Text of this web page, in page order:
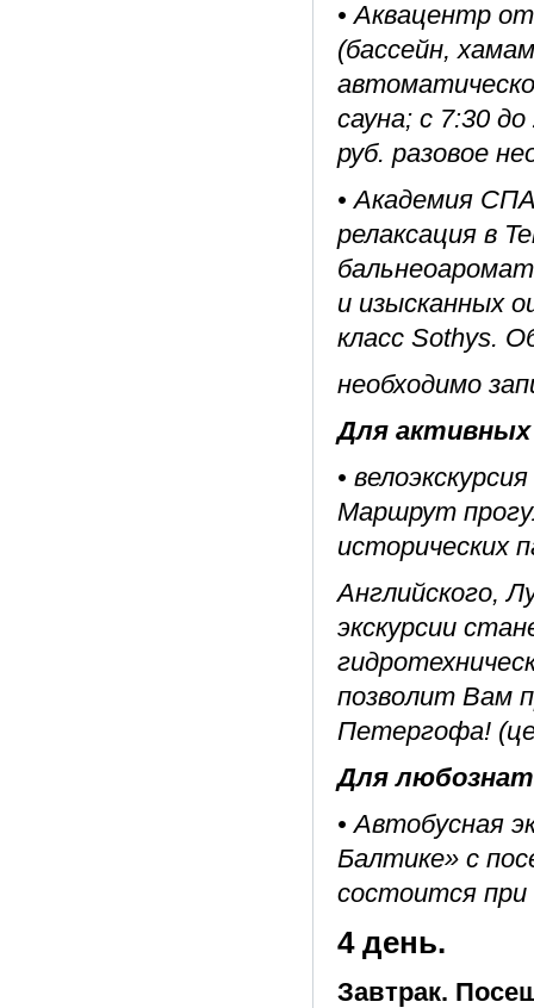
• Аквацентр
(бассейн,
сауна; с 7:30
руб. разовое
• Академия
релаксация в
и изысканных
класс Sothys.
необходимо
Для активных
•
Маршрут
исторических
Английского,
экскурсии
позволит Вам
Петергофа!
Для
• Автобусная
Балтике» с
состоится при
4 день.
Завтрак.